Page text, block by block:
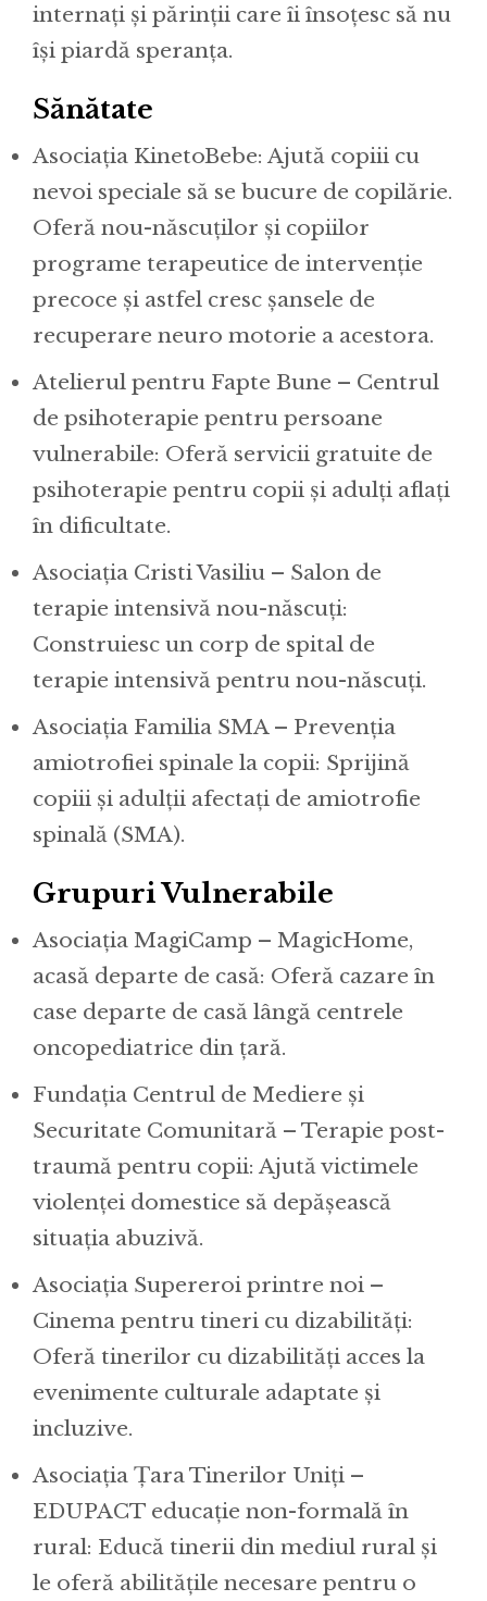
internați și părinții care îi însoțesc să nu
își piardă speranța.
Sănătate
Asociația KinetoBebe: Ajută copiii cu
nevoi speciale să se bucure de copilărie.
Oferă nou-născuților și copiilor
programe terapeutice de intervenție
precoce și astfel cresc șansele de
recuperare neuro motorie a acestora.
Atelierul pentru Fapte Bune – Centrul
de psihoterapie pentru persoane
vulnerabile: Oferă servicii gratuite de
psihoterapie pentru copii și adulți aflați
în dificultate.
Asociația Cristi Vasiliu – Salon de
terapie intensivă nou-născuți:
Construiesc un corp de spital de
terapie intensivă pentru nou-născuți.
Asociația Familia SMA – Prevenția
amiotrofiei spinale la copii: Sprijină
copiii și adulții afectați de amiotrofie
spinală (SMA).
Grupuri Vulnerabile
Asociația MagiCamp – MagicHome,
acasă departe de casă: Oferă cazare în
case departe de casă lângă centrele
oncopediatrice din țară.
Fundația Centrul de Mediere și
Securitate Comunitară – Terapie post-
traumă pentru copii: Ajută victimele
violenței domestice să depășească
situația abuzivă.
Asociația Supereroi printre noi –
Cinema pentru tineri cu dizabilități:
Oferă tinerilor cu dizabilități acces la
evenimente culturale adaptate și
incluzive.
Asociația Țara Tinerilor Uniți –
EDUPACT educație non-formală în
rural: Educă tinerii din mediul rural și
le oferă abilitățile necesare pentru o